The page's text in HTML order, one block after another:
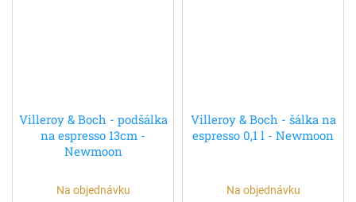
Villeroy & Boch - podšálka
na espresso 13cm -
Newmoon
Na objednávku
Villeroy & Boch - šálka na
espresso 0,1 l - Newmoon
Na objednávku